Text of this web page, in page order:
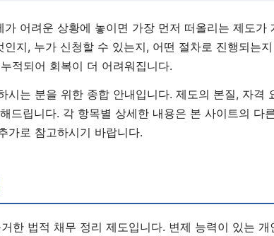
어려운 상황에 놓이면 가장 먼저 떠올리는 제도가
지, 누가 신청할 수 있는지, 어떤 절차로 진행되는
적되어 회복이 더 어려워집니다.
시는 분을 위한 종합 안내입니다. 제도의 본질, 자격
드립니다. 각 항목별 상세한 내용은 본 사이트의 다
가로 참고하시기 바랍니다.
한 법적 채무 정리 제도입니다. 변제 능력이 있는 개